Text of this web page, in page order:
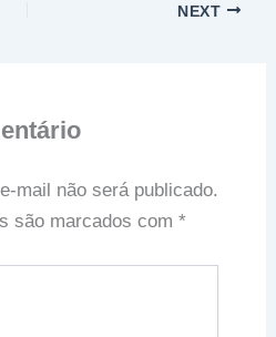
NEXT
mail não será publicado.
são marcados com *